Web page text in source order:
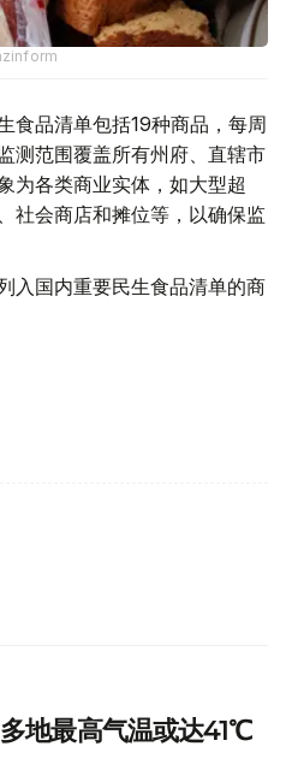
食品清单包括19种商品，每周
测范围覆盖所有州府、直辖市
为各类商业实体，如大型超
社会商店和摊位等，以确保监
入国内重要民生食品清单的商
地最高气温或达41℃